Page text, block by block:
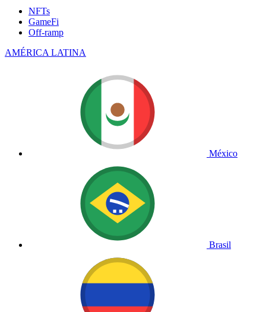
NFTs
GameFi
Off-ramp
AMÉRICA LATINA
México
Brasil